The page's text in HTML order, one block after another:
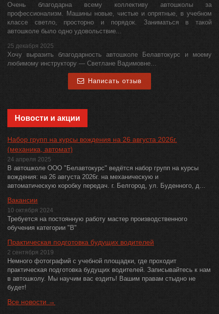
Очень благодарна всему коллективу автошколы за
профессионализм. Машины новые, чистые и опрятные, в учебном
классе светло, просторно и порядок. Заниматься в такой
автошколе было одно удовольствие...
25 декабря 2025
Хочу выразить благодарность автошколе Белавтокурс и моему
любимому инструктору — Светлане Вадимовне...
Написать отзыв
Новости и акции
Набор групп на курсы вождения на 26 августа 2026г.
(механика, автомат)
24 апреля 2025
В автошколе ООО "Белавтокурс" ведётся набор групп на курсы
вождения: на 26 августа 2026г. на механическую и
автоматическую коробку передач. г. Белгород, ул. Буденного, д...
Вакансии
10 октября 2024
Требуется на постоянную работу мастер производственного
обучения категории "В"
Практическая подготовка будущих водителей
2 сентября 2019
Немного фотографий с учебной площадки, где проходит
практическая подготовка будущих водителей. Записывайтесь к нам
в автошколу. Мы научим вас ездить! Вашим правам стыдно не
будет!
Все новости →